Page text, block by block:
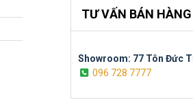
TƯ VẤN BÁN HÀNG
Showroom: 77 Tôn Đức
096 728 7777